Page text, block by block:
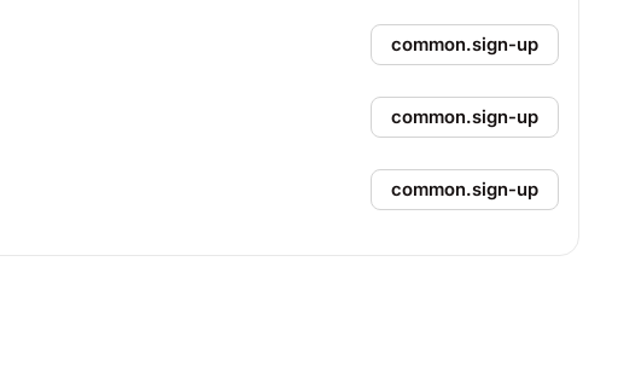
common.sign-up
common.sign-up
common.sign-up